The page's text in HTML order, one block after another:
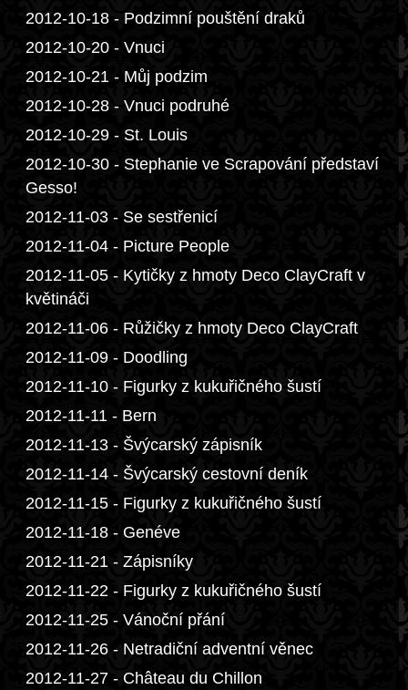
2012-10-18 - Podzimní pouštění draků
2012-10-20 - Vnuci
2012-10-21 - Můj podzim
2012-10-28 - Vnuci podruhé
2012-10-29 - St. Louis
2012-10-30 - Stephanie ve Scrapování představí
Gesso!
2012-11-03 - Se sestřenicí
2012-11-04 - Picture People
2012-11-05 - Kytičky z hmoty Deco ClayCraft v
květináči
2012-11-06 - Růžičky z hmoty Deco ClayCraft
2012-11-09 - Doodling
2012-11-10 - Figurky z kukuřičného šustí
2012-11-11 - Bern
2012-11-13 - Švýcarský zápisník
2012-11-14 - Švýcarský cestovní deník
2012-11-15 - Figurky z kukuřičného šustí
2012-11-18 - Genéve
2012-11-21 - Zápisníky
2012-11-22 - Figurky z kukuřičného šustí
2012-11-25 - Vánoční přání
2012-11-26 - Netradiční adventní věnec
2012-11-27 - Château du Chillon